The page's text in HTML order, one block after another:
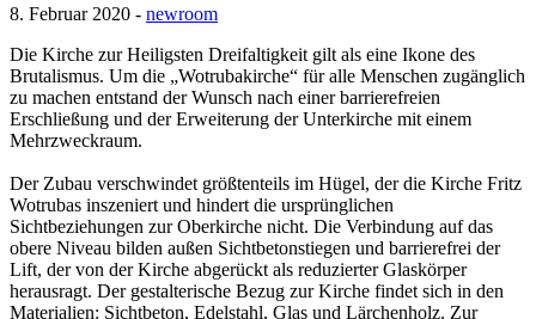
8. Februar 2020 - newroom
Die Kirche zur Heiligsten Dreifaltigkeit gilt als eine Ikone des
Brutalismus. Um die „Wotrubakirche“ für alle Menschen zugänglich
zu machen entstand der Wunsch nach einer barrierefreien
Erschließung und der Erweiterung der Unterkirche mit einem
Mehrzweckraum.
Der Zubau verschwindet größtenteils im Hügel, der die Kirche Fritz
Wotrubas inszeniert und hindert die ursprünglichen
Sichtbeziehungen zur Oberkirche nicht. Die Verbindung auf das
obere Niveau bilden außen Sichtbetonstiegen und barrierefrei der
Lift, der von der Kirche abgerückt als reduzierter Glaskörper
herausragt. Der gestalterische Bezug zur Kirche findet sich in den
Materialien: Sichtbeton, Edelstahl, Glas und Lärchenholz. Zur